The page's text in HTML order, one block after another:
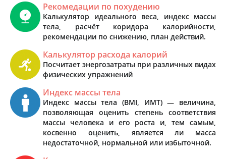
Рекомедации по похудению
Калькулятор идеального веса, индекс массы
тела, расчёт коридора калорийности,
рекомендации по снижению, план действий.
Калькулятор расхода калорий
Посчитает энергозатраты при различных видах
физических упражнений
Индекс массы тела
Индекс массы тела (BMI, ИМТ) — величина,
позволяющая оценить степень соответствия
массы человека и его роста и, тем самым,
косвенно оценить, является ли масса
недостаточной, нормальной или избыточной.